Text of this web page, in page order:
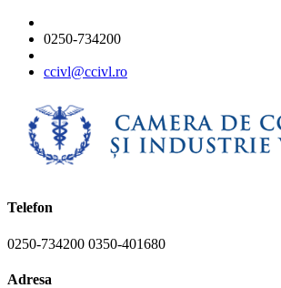
0250-734200
ccivl@ccivl.ro
Telefon
0250-734200 0350-401680
Adresa